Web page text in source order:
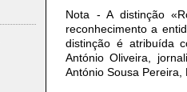
Nota - A distinção
reconhecimento a
distinção é atribuída
António Oliveira,
António Sousa Pereira,